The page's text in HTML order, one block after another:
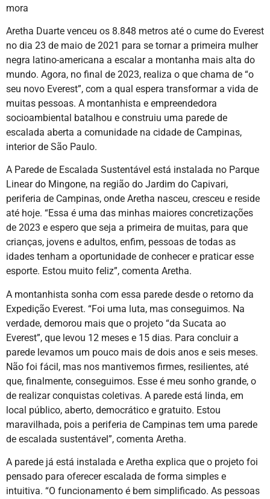
mora
Aretha Duarte venceu os 8.848 metros até o cume do Everest
no dia 23 de maio de 2021 para se tornar a primeira mulher
negra latino-americana a escalar a montanha mais alta do
mundo. Agora, no final de 2023, realiza o que chama de “o
seu novo Everest”, com a qual espera transformar a vida de
muitas pessoas. A montanhista e empreendedora
socioambiental batalhou e construiu uma parede de
escalada aberta a comunidade na cidade de Campinas,
interior de São Paulo.
A Parede de Escalada Sustentável está instalada no Parque
Linear do Mingone, na região do Jardim do Capivari,
periferia de Campinas, onde Aretha nasceu, cresceu e reside
até hoje. “Essa é uma das minhas maiores concretizações
de 2023 e espero que seja a primeira de muitas, para que
crianças, jovens e adultos, enfim, pessoas de todas as
idades tenham a oportunidade de conhecer e praticar esse
esporte. Estou muito feliz”, comenta Aretha.
A montanhista sonha com essa parede desde o retorno da
Expedição Everest. “Foi uma luta, mas conseguimos. Na
verdade, demorou mais que o projeto “da Sucata ao
Everest”, que levou 12 meses e 15 dias. Para concluir a
parede levamos um pouco mais de dois anos e seis meses.
Não foi fácil, mas nos mantivemos firmes, resilientes, até
que, finalmente, conseguimos. Esse é meu sonho grande, o
de realizar conquistas coletivas. A parede está linda, em
local público, aberto, democrático e gratuito. Estou
maravilhada, pois a periferia de Campinas tem uma parede
de escalada sustentável”, comenta Aretha.
A parede já está instalada e Aretha explica que o projeto foi
pensado para oferecer escalada de forma simples e
intuitiva. “O funcionamento é bem simplificado. As pessoas